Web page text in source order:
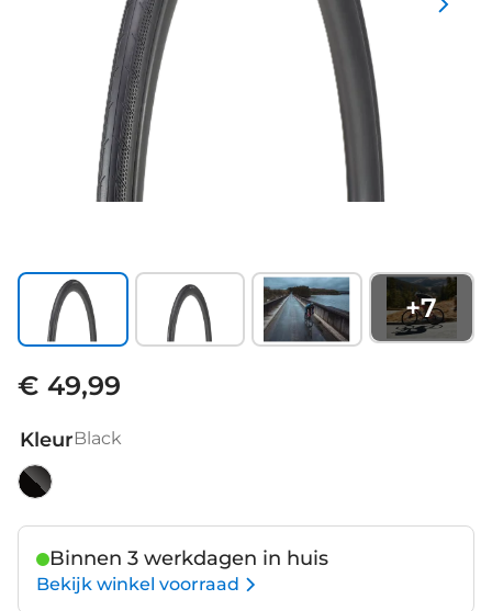
+7
€ 49,99
KleurBlack
Binnen 3 werkdagen in huis
Bekijk winkel voorraad